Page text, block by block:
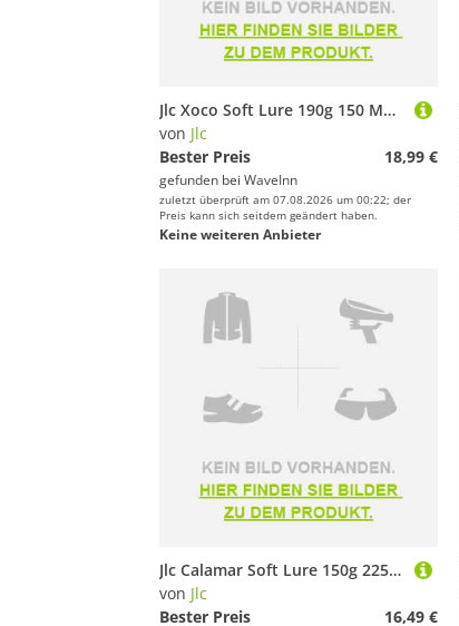
Jlc Xoco Soft Lure 190g 150 Mm Rosa
von Jlc
Bester Preis
18,99 €
gefunden bei WaveInn
zuletzt überprüft am 07.08.2026 um 00:22; der
Preis kann sich seitdem geändert haben.
Keine weiteren Anbieter
Jlc Calamar Soft Lure 150g 225 Mm Mehrfarbig
von Jlc
Bester Preis
16,49 €